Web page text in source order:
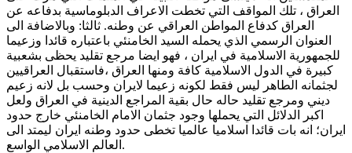
العراق ، تلك المواقف التي تخطت الاعراف الدبلوماسية بدفاعه عن
العراق كدفاع المواطن العراقي عن وطنه. ثالثا: وبالاضافة الى
العنوان الرسمي الذي يحمله السيد الخامنئي باعتباره قائدا وزعيما
للجمهورية الاسلامية في ايران ، فهو ايضا مرجع تقليد يحظى بشعبية
كبيرة في الدول الاسلامية كافة ومنها العراق ،فاستقبال العراقيين
لجثمانه الطاهر ليس فقط لكونه زعيما لايران وحسب بل لانه زعيم
ديني ومرجع تقليد حاله حال بقية المراجع الدينية في العراق ولعل
اكبر الدلائل التي يحملها وجود جثمان الامام الخامنئي خارج حدود
ايران؛ انه بات قائدا اسلاميا عالميا تخطى حدود وطنه ايران ليمتد الى
العالم الاسلامي الواسع.